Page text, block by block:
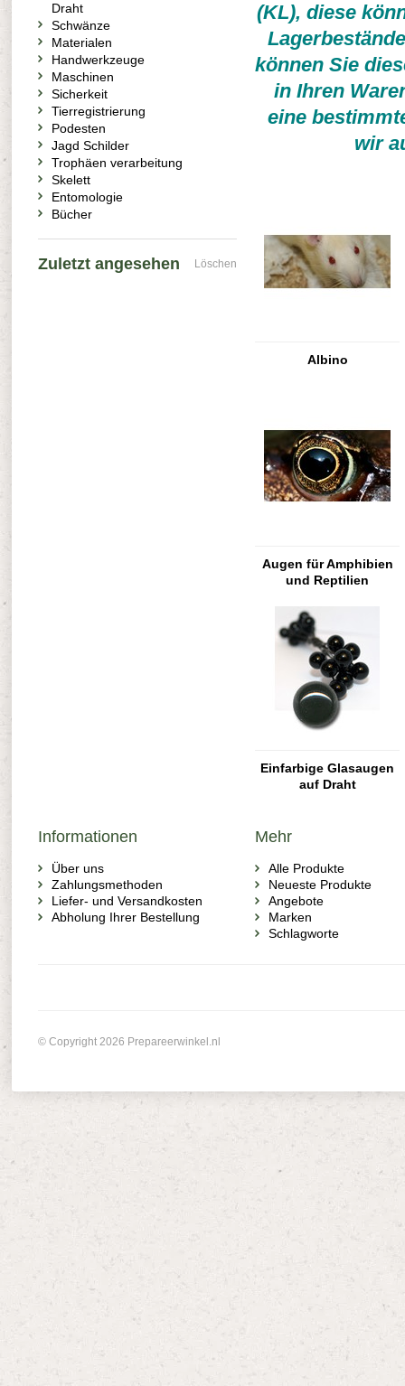
(KL), diese
können Sie
in Ihren
eine
wir
Albino
Augen für Amphibien
und Reptilien
Einfarbige Glasaugen
auf Draht
Draht
Schwänze
Materialen
Handwerkzeuge
Maschinen
Sicherkeit
Tierregistrierung
Podesten
Jagd Schilder
Trophäen verarbeitung
Skelett
Entomologie
Bücher
Zuletzt angesehen Löschen
Informationen
Über uns
Zahlungsmethoden
Liefer- und Versandkosten
Abholung Ihrer Bestellung
Mehr
Alle Produkte
Neueste Produkte
Angebote
Marken
Schlagworte
© Copyright 2026 Prepareerwinkel.nl